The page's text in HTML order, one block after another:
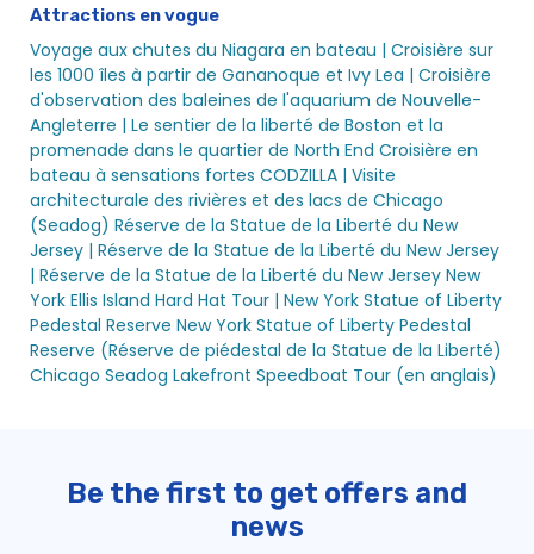
Attractions en vogue
Voyage aux chutes du Niagara en bateau | Croisière sur
les 1000 îles à partir de Gananoque et Ivy Lea | Croisière
d'observation des baleines de l'aquarium de Nouvelle-
Angleterre | Le sentier de la liberté de Boston et la
promenade dans le quartier de North End Croisière en
bateau à sensations fortes CODZILLA | Visite
architecturale des rivières et des lacs de Chicago
(Seadog) Réserve de la Statue de la Liberté du New
Jersey | Réserve de la Statue de la Liberté du New Jersey
| Réserve de la Statue de la Liberté du New Jersey New
York Ellis Island Hard Hat Tour | New York Statue of Liberty
Pedestal Reserve New York Statue of Liberty Pedestal
Reserve (Réserve de piédestal de la Statue de la Liberté)
Chicago Seadog Lakefront Speedboat Tour (en anglais)